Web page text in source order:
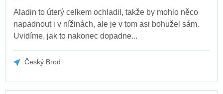
Aladin to úterý celkem ochladil, takže by mohlo něco
napadnout i v nížinách, ale je v tom asi bohužel sám.
Uvidíme, jak to nakonec dopadne...
Český Brod